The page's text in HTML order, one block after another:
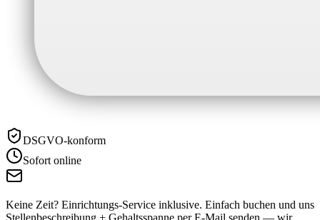
DSGVO-konform
Sofort online
Keine Zeit? Einrichtungs-Service inklusive. Einfach buchen und uns